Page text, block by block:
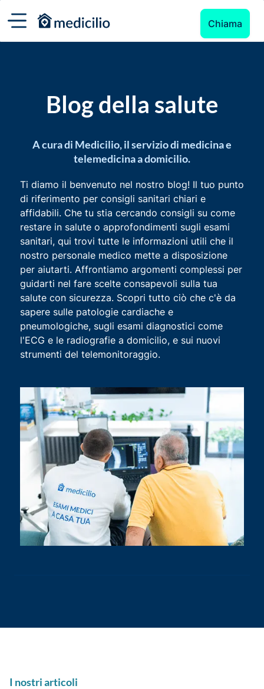
Chiama
Blog della salute
A cura di Medicilio, il servizio di medicina e
telemedicina a domicilio.
Ti diamo il benvenuto nel nostro blog! Il tuo punto
di riferimento per consigli sanitari chiari e
affidabili. Che tu stia cercando consigli su come
restare in salute o approfondimenti sugli esami
sanitari, qui trovi tutte le informazioni utili che il
nostro personale medico mette a disposizione
per aiutarti. Affrontiamo argomenti complessi per
guidarti nel fare scelte consapevoli sulla tua
salute con sicurezza. Scopri tutto ciò che c'è da
sapere sulle patologie cardiache e
pneumologiche, sugli esami diagnostici come
l'ECG e le radiografie a domicilio, e sui nuovi
strumenti del telemonitoraggio.
I nostri articoli